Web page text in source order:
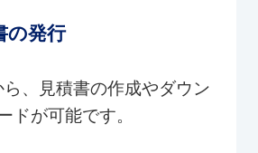
の発行
、見積書の作成やダウン
ドが可能です。